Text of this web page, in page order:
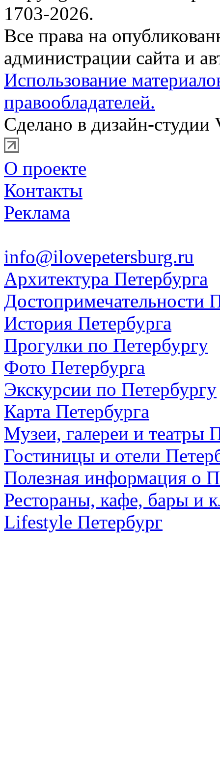
1703-2026.
Все права на
администрации сайта и
Использование
правообладателей.
Сделано в дизайн-студии
О проекте
Контакты
Реклама
info@ilovepetersburg.ru
Архитектура Петербурга
Достопримечательности
История Петербурга
Прогулки по Петербургу
Фото Петербурга
Экскурсии по Петербургу
Карта Петербурга
Музеи, галереи и театры
Гостиницы и отели
Полезная информация о
Рестораны, кафе, бары и
Lifestyle Петербург